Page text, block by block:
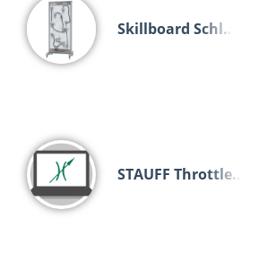
Skillboard Schl…
STAUFF Throttle…